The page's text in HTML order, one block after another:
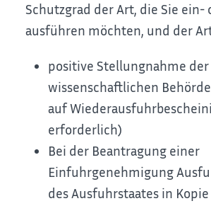
Schutzgrad der Art, die Sie ein-
ausführen möchten, und der
positive Stellungnahme der
wissenschaftlichen
auf
erforderlich)
Bei der Beantragung einer
Einfuhrgenehmigung
des Ausfuhrstaates in Kopie